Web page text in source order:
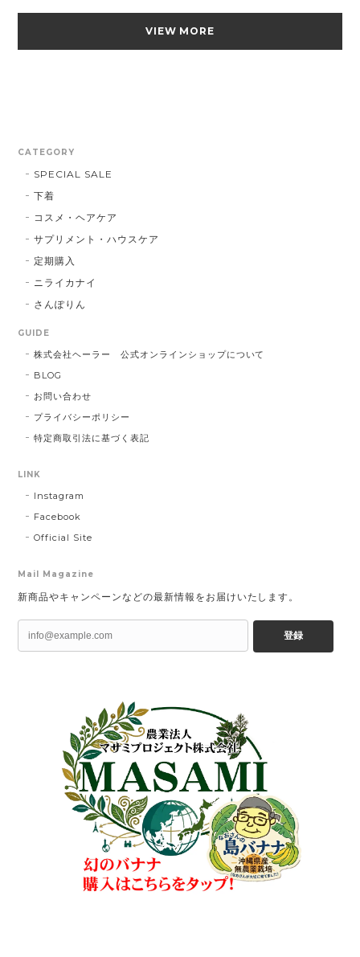
VIEW MORE
CATEGORY
SPECIAL SALE
下着
コスメ・ヘアケア
サプリメント・ハウスケア
定期購入
ニライカナイ
さんぽりん
GUIDE
株式会社ヘーラー 公式オンラインショップについて
BLOG
お問い合わせ
プライバシーポリシー
特定商取引法に基づく表記
LINK
Instagram
Facebook
Official Site
Mail Magazine
新商品やキャンペーンなどの最新情報をお届けいたします。
登録